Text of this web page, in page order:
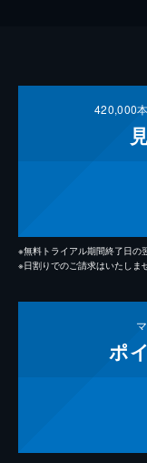
420,000
※無料トライアル期間終了日の
※日割りでのご請求はいたしま
ポ